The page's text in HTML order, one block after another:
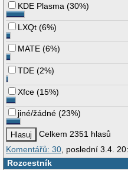
KDE Plasma (30%)
LXQt (6%)
MATE (6%)
TDE (2%)
Xfce (15%)
jiné/žádné (23%)
Celkem 2351 hlasů
Komentářů: 30 , poslední 3.4.
Rozcestník